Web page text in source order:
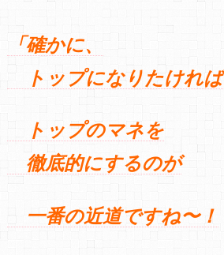
「確かに、
トップになりたければ
トップのマネを
徹底的にするのが
一番の近道ですね〜！